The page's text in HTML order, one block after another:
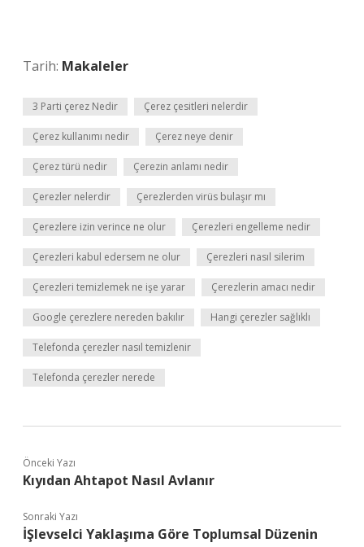
Tarih: Makaleler
3 Parti çerez Nedir Çerez çesitleri nelerdir
Çerez kullanımı nedir Çerez neye denir
Çerez türü nedir Çerezin anlamı nedir
Çerezler nelerdir Çerezlerden virüs bulaşır mı
Çerezlere izin verince ne olur Çerezleri engelleme nedir
Çerezleri kabul edersem ne olur Çerezleri nasıl silerim
Çerezleri temizlemek ne işe yarar Çerezlerin amacı nedir
Google çerezlere nereden bakılır Hangi çerezler sağlıklı
Telefonda çerezler nasıl temizlenir
Telefonda çerezler nerede
Önceki Yazı
Kıyıdan Ahtapot Nasıl Avlanır
Sonraki Yazı
İŞlevselci Yaklaşıma Göre Toplumsal Düzenin